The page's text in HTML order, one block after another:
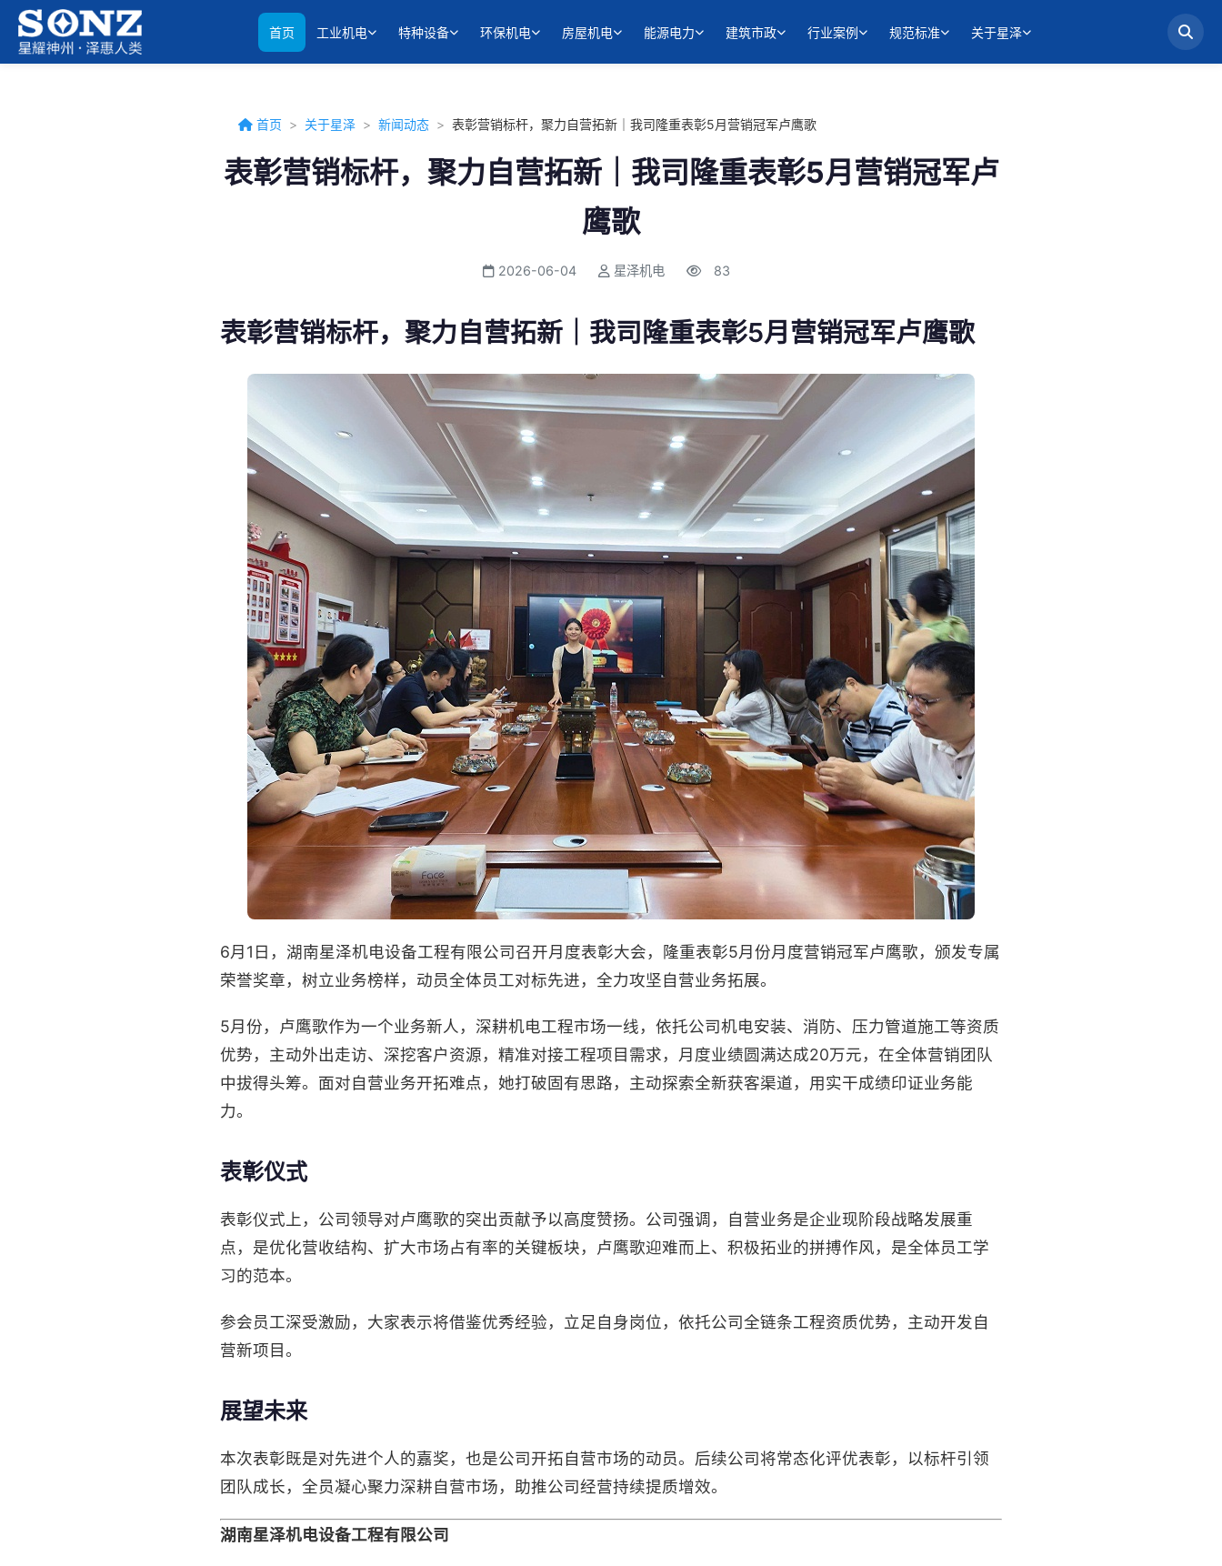
首页 工业机电 特种设备 环保机电 房屋机电 能源电力 建筑市政 行业案例 规范标准 关于星泽
首页 > 关于星泽 > 新闻动态 > 表彰营销标杆，聚力自营拓新｜我司隆重表彰5月营销冠军卢鹰歌
表彰营销标杆，聚力自营拓新｜我司隆重表彰5月营销冠军卢
鹰歌
2026-06-04 星泽机电 83
表彰营销标杆，聚力自营拓新｜我司隆重表彰5月营销冠军卢鹰歌
6月1日，湖南星泽机电设备工程有限公司召开月度表彰大会，隆重表彰5月份月度营销冠军卢鹰歌，颁发专属
荣誉奖章，树立业务榜样，动员全体员工对标先进，全力攻坚自营业务拓展。
5月份，卢鹰歌作为一个业务新人，深耕机电工程市场一线，依托公司机电安装、消防、压力管道施工等资质
优势，主动外出走访、深挖客户资源，精准对接工程项目需求，月度业绩圆满达成20万元，在全体营销团队
中拔得头筹。面对自营业务开拓难点，她打破固有思路，主动探索全新获客渠道，用实干成绩印证业务能
力。
表彰仪式
表彰仪式上，公司领导对卢鹰歌的突出贡献予以高度赞扬。公司强调，自营业务是企业现阶段战略发展重
点，是优化营收结构、扩大市场占有率的关键板块，卢鹰歌迎难而上、积极拓业的拼搏作风，是全体员工学
习的范本。
参会员工深受激励，大家表示将借鉴优秀经验，立足自身岗位，依托公司全链条工程资质优势，主动开发自
营新项目。
展望未来
本次表彰既是对先进个人的嘉奖，也是公司开拓自营市场的动员。后续公司将常态化评优表彰，以标杆引领
团队成长，全员凝心聚力深耕自营市场，助推公司经营持续提质增效。
湖南星泽机电设备工程有限公司